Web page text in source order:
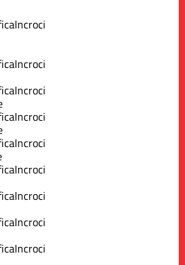
Incroci
Incroci
Incroci
Incroci
Incroci
Incroci
Incroci
Incroci
Incroci